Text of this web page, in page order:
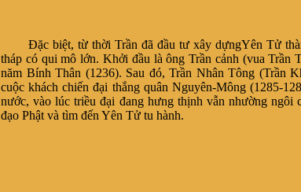
Ðặc biệt, từ thời Trần đã đầu tư xây dựngYên Tử
tháp có qui mô lớn. Khởi đầu là ông Trần cảnh (vua Trần
năm Bính Thân (1236). Sau đó, Trần Nhân Tông (Trần
cuộc khách chiến đại thắng quân Nguyên-Mông (1285-
nước, vào lúc triều đại đang hưng thịnh vẫn nhường ngôi
đạo Phật và tìm đến Yên Tử tu hành.